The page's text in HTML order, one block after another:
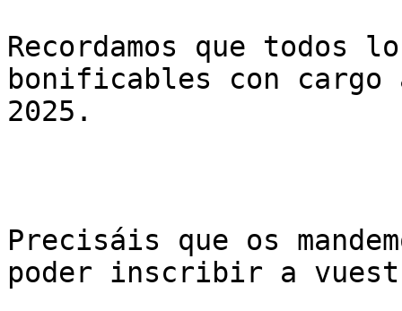
Recordamos que todos
bonificables con cargo
2025.
Precisáis que os
poder inscribir a